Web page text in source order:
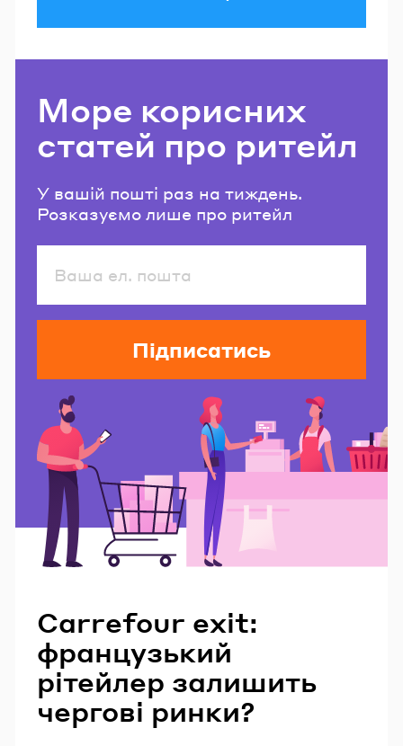
Море корисних
статей про ритейл
У вашій пошті раз на тиждень.
Розказуємо лише про ритейл
Підписатись
Carrefour exit:
французький
рітейлер залишить
чергові ринки?